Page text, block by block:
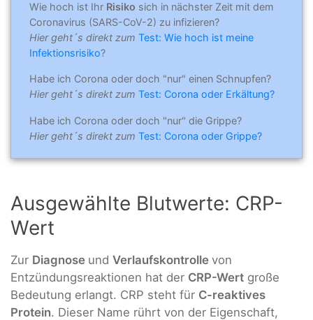
Wie hoch ist Ihr Risiko sich in nächster Zeit mit dem
Coronavirus (SARS-CoV-2) zu infizieren?
Hier geht´s direkt zum Test: Wie hoch ist meine
Infektionsrisiko?
Habe ich Corona oder doch "nur" einen Schnupfen?
Hier geht´s direkt zum Test: Corona oder Erkältung?
Habe ich Corona oder doch "nur" die Grippe?
Hier geht´s direkt zum Test: Corona oder Grippe?
Ausgewählte Blutwerte: CRP-
Wert
Zur Diagnose und Verlaufskontrolle von
Entzündungsreaktionen hat der CRP-Wert große
Bedeutung erlangt. CRP steht für C-reaktives
Protein. Dieser Name rührt von der Eigenschaft,